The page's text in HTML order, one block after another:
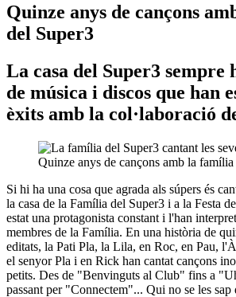
Quinze anys de cançons
del Super3
La casa del Super3 sempre
de música i discos que han
èxits amb la col·laboració
Quinze anys de cançons amb la
Si hi ha una cosa que agrada als súpers és
la casa de la Família del Super3 i a la Festa
estat una protagonista constant i l'han
membres de la Família. En una història de
editats, la Pati Pla, la Lila, en Roc, en Pau,
el senyor Pla i en Rick han cantat cançons
petits. Des de "Benvinguts al Club" fins a
passant per "Connectem"... Qui no se les sap